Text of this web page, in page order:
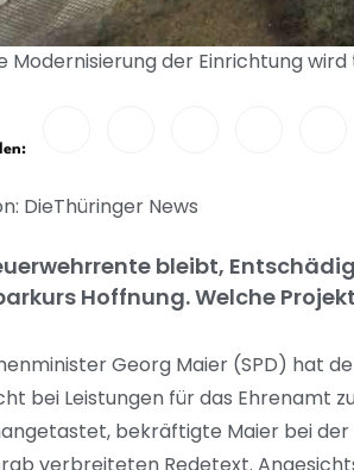
Modernisierung der Einrichtung
DieThüringer News
bleibt,
Hoffnung. Welche
Georg Maier (SPD) hat
bei Leistungen für das Ehrenamt
bekräftigte Maier bei
verbreiteten Redetext.